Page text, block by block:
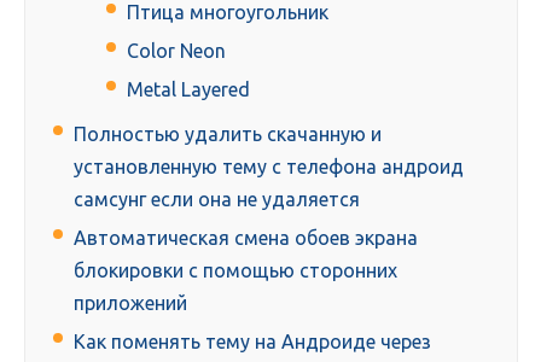
Птица многоугольник
Color Neon
Metal Layered
Полностью удалить скачанную и
установленную тему с телефона андроид
самсунг если она не удаляется
Автоматическая смена обоев экрана
блокировки с помощью сторонних
приложений
Как поменять тему на Андроиде через